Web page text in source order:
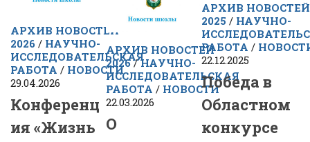
АРХИВ НОВОСТЕЙ
2026 / НАУЧНО-
ИССЛЕДОВАТЕЛЬСКАЯ
РАБОТА / НОВОСТИ
29.04.2026
Конференц
ия «Жизнь
АРХИВ НОВОСТЕЙ
2026/НАУЧНО-
ИССЛЕДОВАТЕЛЬСКАЯ
РАБОТА / НОВОСТИ
22.03.2026
О
АРХИВ НОВОСТЕЙ
2025 / НАУЧНО-
РАБОТА /
22.12.2025
Победа в
Областном
конкурсе